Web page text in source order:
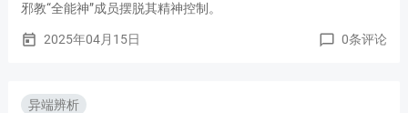
邪教“全能神”成员摆脱其精神控制。
today 2025年04月15日 chat_bubble_outline 0条评论
异端辨析